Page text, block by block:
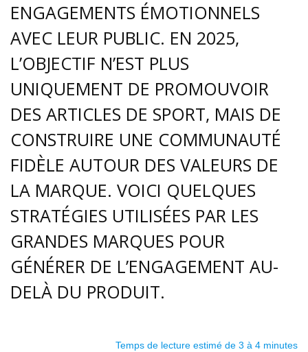
ENGAGEMENTS ÉMOTIONNELS
AVEC LEUR PUBLIC. EN 2025,
L’OBJECTIF N’EST PLUS
UNIQUEMENT DE PROMOUVOIR
DES ARTICLES DE SPORT, MAIS DE
CONSTRUIRE UNE COMMUNAUTÉ
FIDÈLE AUTOUR DES VALEURS DE
LA MARQUE. VOICI QUELQUES
STRATÉGIES UTILISÉES PAR LES
GRANDES MARQUES POUR
GÉNÉRER DE L’ENGAGEMENT AU-
DELÀ DU PRODUIT.
Temps de lecture estimé de 3 à 4 minutes